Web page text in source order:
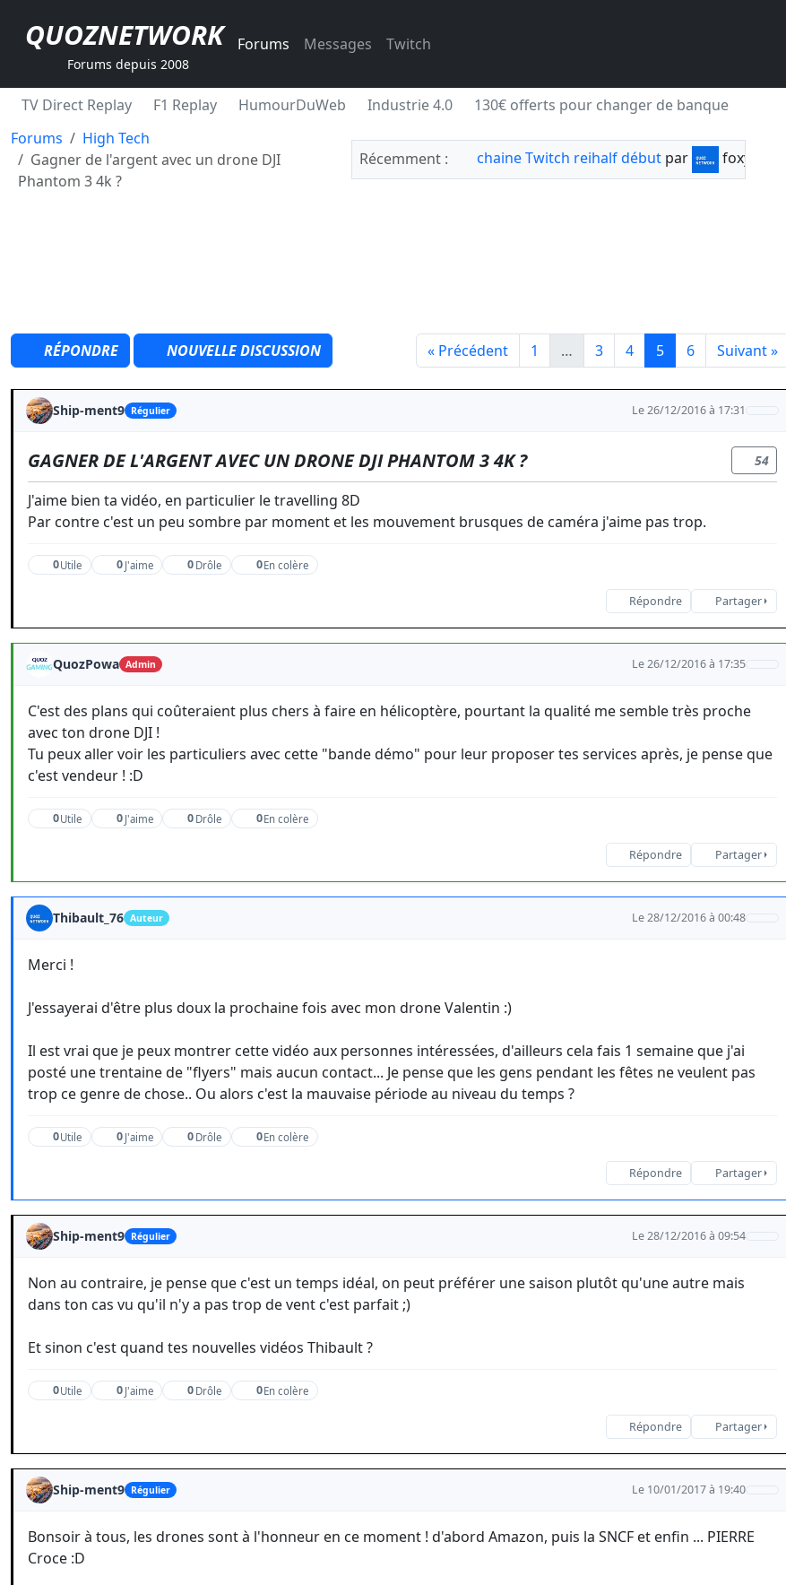
QUOZNETWORK
Forums depuis 2008
Forums Messages Twitch
TV Direct Replay F1 Replay HumourDuWeb Industrie 4.0
130€ offerts pour changer de banque
Forums
High Tech
Gagner de l'argent avec un drone DJI
Phantom 3 4k ?
Récemment : chaine Twitch reihalf début par foxylabnyy
RÉPONDRE NOUVELLE DISCUSSION « Précédent 1 … 3 4 5 6 Suivant »
Ship-ment9 Régulier Le 26/12/2016 à 17:31
GAGNER DE L'ARGENT AVEC UN DRONE DJI PHANTOM 3 4K ? 54
J'aime bien ta vidéo, en particulier le travelling 8D
Par contre c'est un peu sombre par moment et les mouvement brusques de caméra j'aime pas trop.
0Utile 0 J'aime 0 Drôle 0En colère
Répondre Partager
QuozPowa Admin Le 26/12/2016 à 17:35
C'est des plans qui coûteraient plus chers à faire en hélicoptère, pourtant la qualité me semble très proche
avec ton drone DJI !
Tu peux aller voir les particuliers avec cette "bande démo" pour leur proposer tes services après, je pense que
c'est vendeur ! :D
0Utile 0 J'aime 0 Drôle 0En colère
Répondre Partager
Thibault_76 Auteur Le 28/12/2016 à 00:48
Merci !
J'essayerai d'être plus doux la prochaine fois avec mon drone Valentin :)
Il est vrai que je peux montrer cette vidéo aux personnes intéressées, d'ailleurs cela fais 1 semaine que j'ai
posté une trentaine de "flyers" mais aucun contact... Je pense que les gens pendant les fêtes ne veulent pas
trop ce genre de chose.. Ou alors c'est la mauvaise période au niveau du temps ?
0Utile 0 J'aime 0 Drôle 0En colère
Répondre Partager
Ship-ment9 Régulier Le 28/12/2016 à 09:54
Non au contraire, je pense que c'est un temps idéal, on peut préférer une saison plutôt qu'une autre mais
dans ton cas vu qu'il n'y a pas trop de vent c'est parfait ;)
Et sinon c'est quand tes nouvelles vidéos Thibault ?
0Utile 0 J'aime 0 Drôle 0En colère
Répondre Partager
Ship-ment9 Régulier Le 10/01/2017 à 19:40
Bonsoir à tous, les drones sont à l'honneur en ce moment ! d'abord Amazon, puis la SNCF et enfin ... PIERRE
Croce :D